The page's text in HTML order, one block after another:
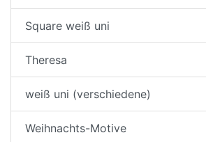
Square weiß uni
Theresa
weiß uni (verschiedene)
Weihnachts-Motive